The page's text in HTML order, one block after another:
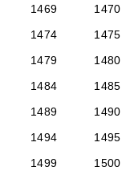
1469
1470
1474
1475
1479
1480
1484
1485
1489
1490
1494
1495
1499
1500